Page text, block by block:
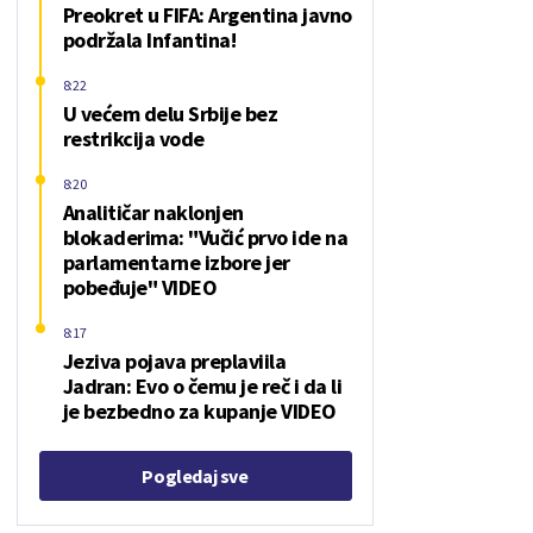
Preokret u FIFA: Argentina javno
podržala Infantina!
U većem delu Srbije bez
restrikcija vode
8:22
Analitičar naklonjen
blokaderima: "Vučić prvo ide na
parlamentarne izbore jer
pobeđuje" VIDEO
8:20
Jeziva pojava preplaviila
Jadran: Evo o čemu je reč i da li
je bezbedno za kupanje VIDEO
8:17
Pogledaj sve